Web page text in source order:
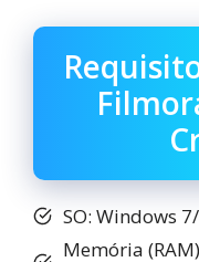
SO: Windows
Memória